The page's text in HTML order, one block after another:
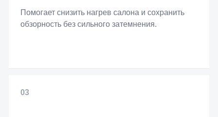
Помогает снизить нагрев салона и сохранить
обзорность без сильного затемнения.
03